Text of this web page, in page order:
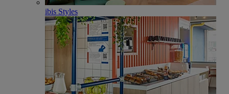
ibis Styles